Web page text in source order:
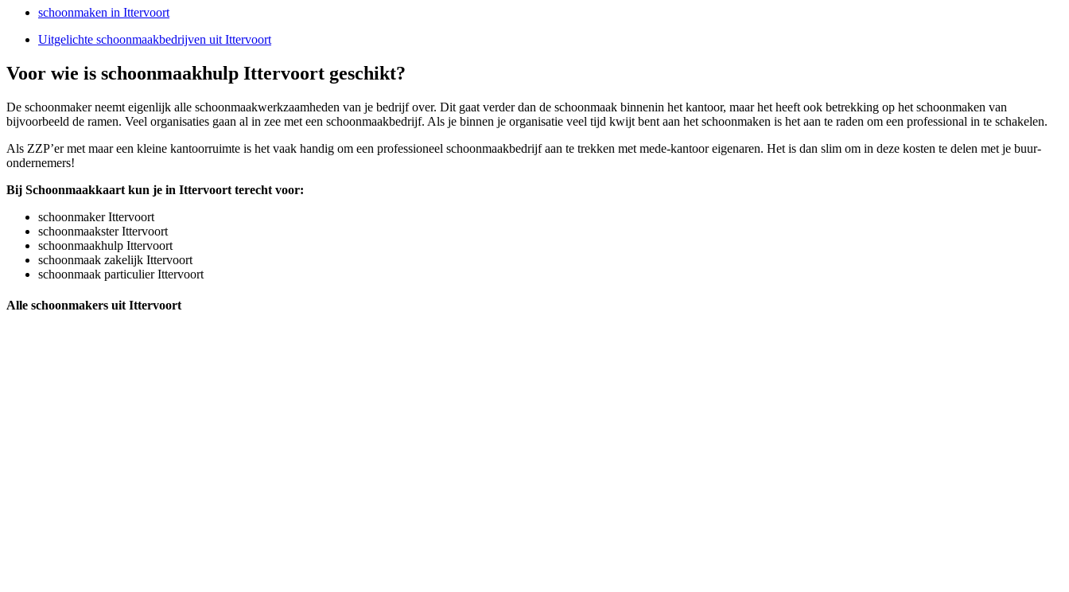
schoonmaken in Ittervoort
Uitgelichte schoonmaakbedrijven uit Ittervoort
Voor wie is schoonmaakhulp Ittervoort geschikt?
De schoonmaker neemt eigenlijk alle schoonmaakwerkzaamheden van je bedrijf over. Dit gaat verder dan de schoonmaak binnenin het kantoor, maar het heeft ook betrekking op het schoonmaken van
bijvoorbeeld de ramen. Veel organisaties gaan al in zee met een schoonmaakbedrijf. Als je binnen je organisatie veel tijd kwijt bent aan het schoonmaken is het aan te raden om een professional in te schakelen.
Als ZZP’er met maar een kleine kantoorruimte is het vaak handig om een professioneel schoonmaakbedrijf aan te trekken met mede-kantoor eigenaren. Het is dan slim om in deze kosten te delen met je buur-
ondernemers!
Bij Schoonmaakkaart kun je in Ittervoort terecht voor:
schoonmaker Ittervoort
schoonmaakster Ittervoort
schoonmaakhulp Ittervoort
schoonmaak zakelijk Ittervoort
schoonmaak particulier Ittervoort
Alle schoonmakers uit Ittervoort